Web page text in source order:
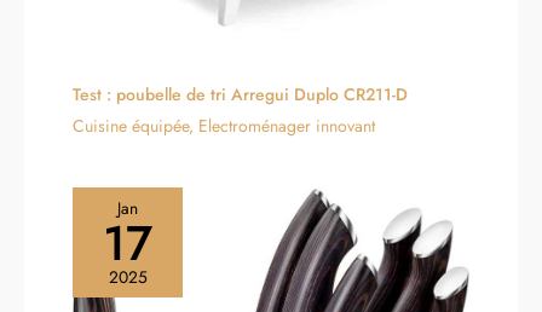
Test : poubelle de tri Arregui Duplo CR211-D
Cuisine équipée, Electroménager innovant
Jan
17
2025